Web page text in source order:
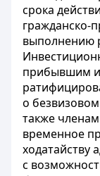
срока
гражданско-
выполнению
прибывшим
о
также
временное
с